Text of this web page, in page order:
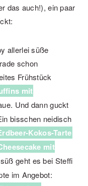
das auch!), ein paar
allerlei süße
schon
Frühstück
mit
Und dann guckt
bisschen neidisch
Kokos-Tarte
mit
geht es bei Steffi
im Angebot: